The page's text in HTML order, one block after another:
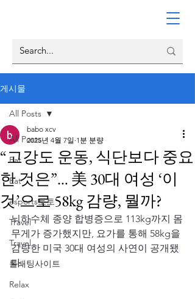
게시물
All Posts
Eat
Eat
esports토토
Travel
Travel
롤배팅사이트
Relax
All Posts
“고강도 운동, 식단보다 중요
한 것은”… 美 30대 여성 ‘이
것’으로 58kg 감량, 뭘까?
babo xcv
2025년 4월 7일 1분 분량
뇌하수체 종양 합병증으로 113kg까지 몸
무게가 증가했지만, 요가를 통해 58kg을
감량한 미국 30대 여성의 사연이 공개됐
다.